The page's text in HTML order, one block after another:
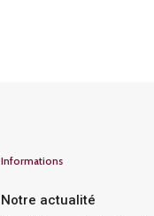
Informations
Notre actualité